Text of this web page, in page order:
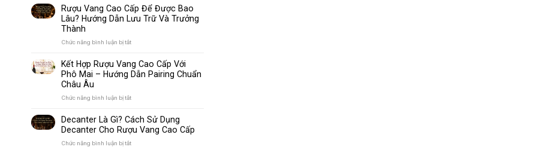
Cho
Người
nhau
và
Pomerol
là
đáng
en
Bouteille
au
nghĩa
trên
và
những
người
Rượu Vang Cao Cấp Để Được Bao
Lâu? Hướng Dẫn Lưu Trữ Và Trưởng
Thành
Chức năng bình luận bị tắtở
Vang
Cao
Cấp
Hướng
Dẫn
Kết Hợp Rượu Vang Cao Cấp Với
Phô Mai – Hướng Dẫn Pairing Chuẩn
Châu Âu
Chức năng bình luận bị tắtở
Hợp
Rượu
Vang
Cao
Decanter Là Gì? Cách Sử Dụng
Decanter Cho Rượu Vang Cao Cấp
Chức năng bình luận bị tắtở